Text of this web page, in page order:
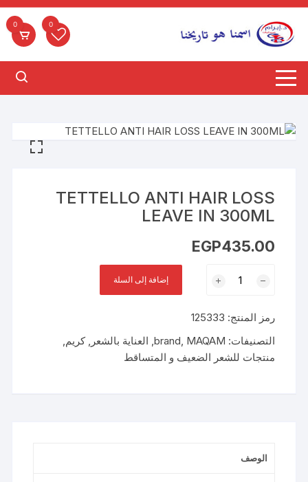
التجاوز
المحتوى
0
0
TETTELLO ANTI HAIR LOSS
LEAVE IN 300ML
EGP435.00
TETTELLO
HAIR
LOSS
LEAVE
إضافة إلى السلة
رمز المنتج: 125333
التصنيفات:
brand, MAQAM
, العناية بالشعر ,كريم,
منتجات للشعر الضعيف و المتساقط
الوصف